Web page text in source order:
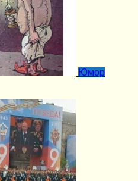
Юмор